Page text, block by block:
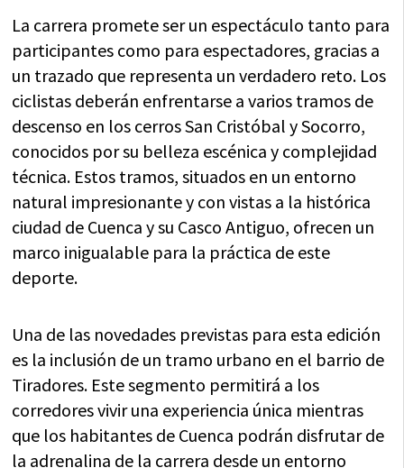
La carrera promete ser un espectáculo tanto para
participantes como para espectadores, gracias a
un trazado que representa un verdadero reto. Los
ciclistas deberán enfrentarse a varios tramos de
descenso en los cerros San Cristóbal y Socorro,
conocidos por su belleza escénica y complejidad
técnica. Estos tramos, situados en un entorno
natural impresionante y con vistas a la histórica
ciudad de Cuenca y su Casco Antiguo, ofrecen un
marco inigualable para la práctica de este
deporte.
Una de las novedades previstas para esta edición
es la inclusión de un tramo urbano en el barrio de
Tiradores. Este segmento permitirá a los
corredores vivir una experiencia única mientras
que los habitantes de Cuenca podrán disfrutar de
la adrenalina de la carrera desde un entorno